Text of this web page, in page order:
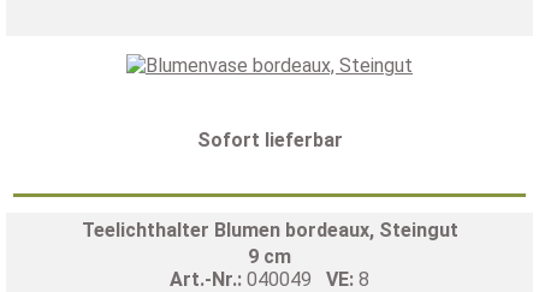
Sofort lieferbar
Teelichthalter Blumen bordeaux, Steingut
9 cm
Art.-Nr.: 040049 VE: 8